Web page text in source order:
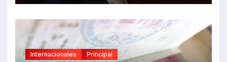
Internacionales Principal